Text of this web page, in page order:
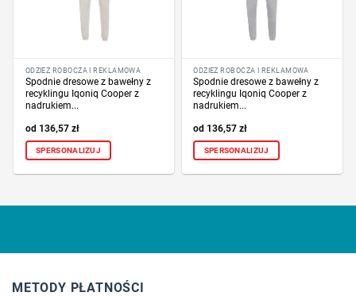
ODZIEŻ ROBOCZA I REKLAMOWA
Spodnie dresowe z bawełny z
recyklingu Iqoniq Cooper z
nadrukiem...
136,57 zł
SPERSONALIZUJ
ODZIEŻ ROBOCZA I REKLAMOWA
Spodnie dresowe z bawełny z
recyklingu Iqoniq Cooper z
nadrukiem...
136,57zł
SPERSONALIZUJ
METODY PŁATNOŚCI